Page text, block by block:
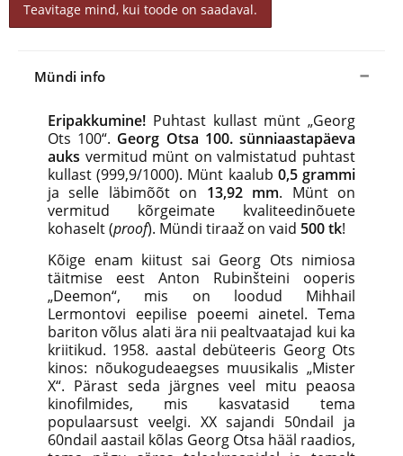
Teavitage mind, kui toode on saadaval.
Mündi info
Eripakkumine! Puhtast kullast münt „Georg
Ots 100“. Georg Otsa 100. sünniaastapäeva
auks vermitud münt on valmistatud puhtast
kullast (999,9/1000). Münt kaalub 0,5 grammi
ja selle läbimõõt on 13,92 mm. Münt on
vermitud kõrgeimate kvaliteedinõuete
kohaselt (proof). Mündi tiraaž on vaid 500 tk!
Kõige enam kiitust sai Georg Ots nimiosa
täitmise eest Anton Rubinšteini ooperis
„Deemon“, mis on loodud Mihhail
Lermontovi eepilise poeemi ainetel. Tema
bariton võlus alati ära nii pealtvaatajad kui ka
kriitikud. 1958. aastal debüteeris Georg Ots
kinos: nõukogudeaegses muusikalis „Mister
X“. Pärast seda järgnes veel mitu peaosa
kinofilmides, mis kasvatasid tema
populaarsust veelgi. XX sajandi 50ndail ja
60ndail aastail kõlas Georg Otsa hääl raadios,